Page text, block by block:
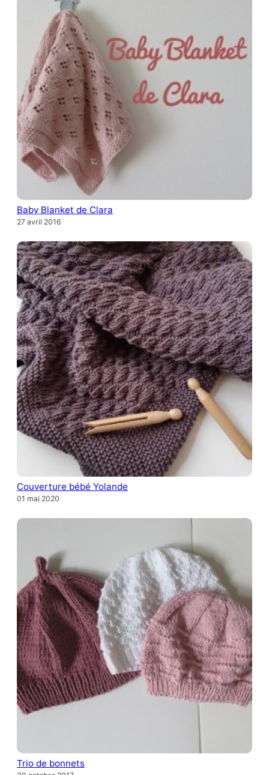
Baby Blanket de Clara
27 avril 2016
Couverture bébé Yolande
01 mai 2020
Trio de bonnets